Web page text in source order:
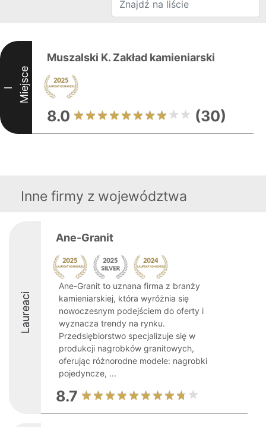
I Miejsce
Muszalski K. Zakład kamieniarski
8.0 (30)
Inne firmy z województwa
Laureaci
Ane-Granit
Ane-Granit to uznana firma z branży
kamieniarskiej, która wyróżnia się
nowoczesnym podejściem do oferty i
wyznacza trendy na rynku.
Przedsiębiorstwo specjalizuje się w
produkcji nagrobków granitowych,
oferując różnorodne modele: nagrobki
pojedyncze, ...
8.7